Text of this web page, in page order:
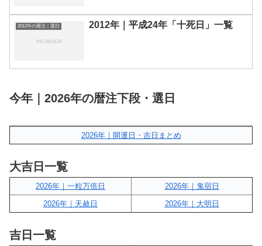
2012年の暦注｜選日 2012年｜平成24年「十死日」一覧
今年｜2026年の暦注下段・選日
2026年｜開運日・吉日まとめ
大吉日一覧
2026年｜一粒万倍日
2026年｜鬼宿日
2026年｜天赦日
2026年｜大明日
吉日一覧